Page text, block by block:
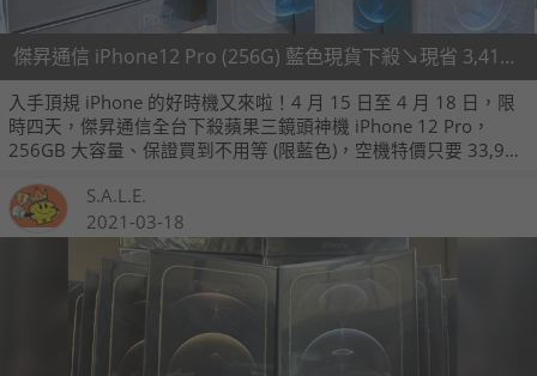
傑昇通信 iPhone12 Pro (256G) 藍色現貨下殺↘️現省 3,410 元！
入手頂規 iPhone 的好時機又來啦！4 月 15 日至 4 月 18 日，限
時四天，傑昇通信全台下殺蘋果三鏡頭神機 iPhone 12 Pro，
256GB 大容量、保證買到不用等 (限藍色)，空機特價只要 33,990
到！
S.A.L.E.
2021-03-18